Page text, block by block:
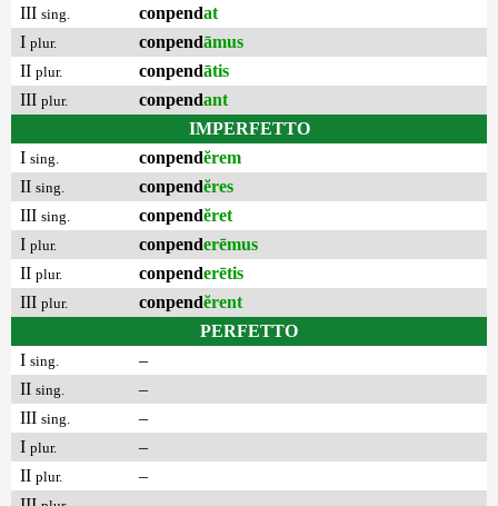
III sing. conpendat
I plur. conpendāmus
II plur. conpendātis
III plur. conpendant
IMPERFETTO
I sing. conpendĕrem
II sing. conpendĕres
III sing. conpendĕret
I plur. conpenderēmus
II plur. conpenderētis
III plur. conpendĕrent
PERFETTO
I sing.
–
II sing.
–
III sing.
–
I plur.
–
II plur.
–